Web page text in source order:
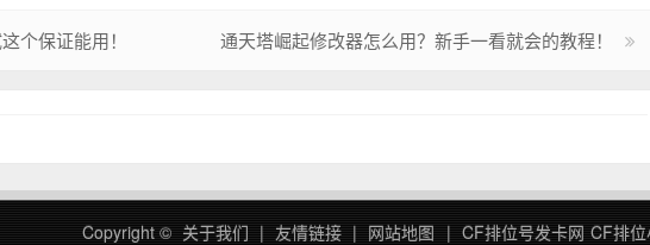
个保证能用！ 通天塔崛起修改器怎么用？新手一看就会的教程！
Copyright © 关于我们 | 友情链接 | 网站地图 | CF排位号发卡网 CF排